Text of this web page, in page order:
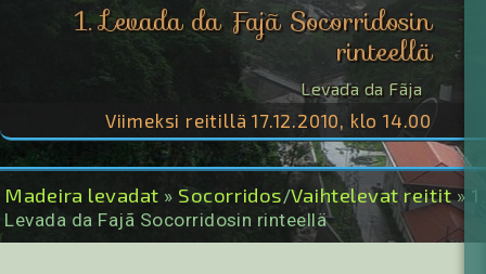
1. Levada da Fajã Socorridosin
rinteellä
Levada da Fãja
Viimeksi reitillä 17.12.2010, klo 14.00
Madeira levadat » Socorridos/Vaihtelevat reitit» 1.
Levada da Fajã Socorridosin rinteellä